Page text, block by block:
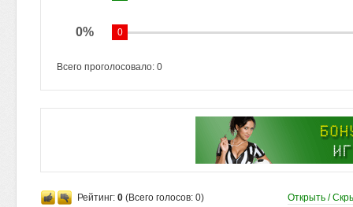
0% 0
Всего проголосовало: 0
Рейтинг: 0 (Всего голосов: 0) Открыть /